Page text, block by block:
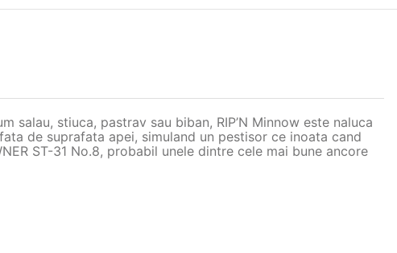
stiuca, pastrav sau biban, RIP’N Minnow este naluca
de suprafata apei, simuland un pestisor ce inoata cand
ST-31 No.8, probabil unele dintre cele mai bune ancore